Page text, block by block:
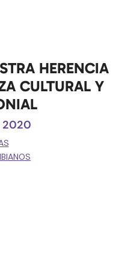
HERENCIA
CULTURAL Y
2020